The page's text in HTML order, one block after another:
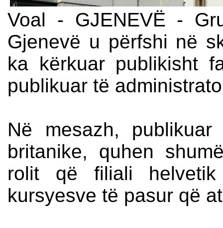
Voal - GJENEVË -
Gjenevë u përfshi në
ka kërkuar publikisht
publikuar të
Në mesazh,
britanike, quhen
rolit që filiali
kursyesve të pasur që